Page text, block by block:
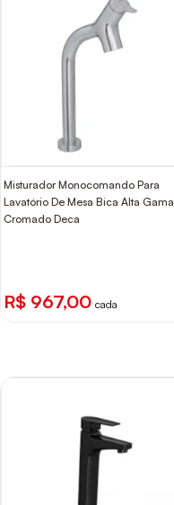
Misturador Monocomando Para
Lavatório De Mesa Bica Alta Gama
Cromado Deca
R$ 967,00 cada